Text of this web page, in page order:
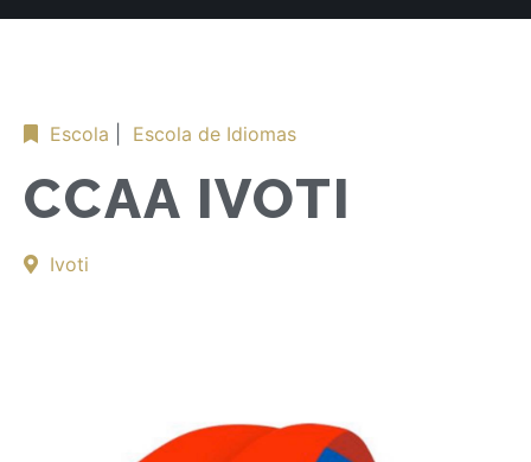
Escola Escola de Idiomas
CCAA IVOTI
Ivoti